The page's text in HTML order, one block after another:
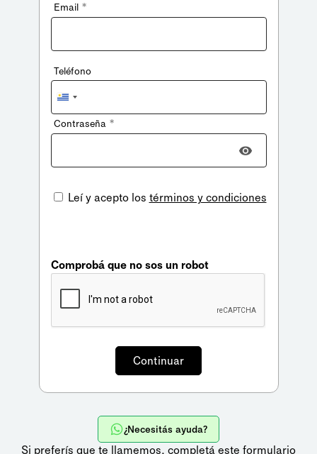
Email *
Teléfono
Uruguay
+598
Contraseña *
Leí y acepto los términos y condiciones
Comprobá que no sos un robot
¿Necesitás ayuda?
Si preferís que te llamemos, completá este formulario